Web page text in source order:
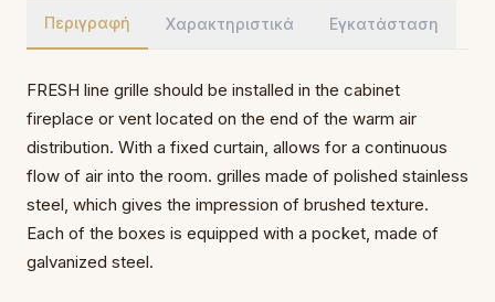
Περιγραφή Χαρακτηριστικά Εγκατάσταση
FRESH line grille should be installed in the cabinet
fireplace or vent located on the end of the warm air
distribution. With a fixed curtain, allows for a continuous
flow of air into the room. grilles made of polished stainless
steel, which gives the impression of brushed texture.
Each of the boxes is equipped with a pocket, made of
galvanized steel.